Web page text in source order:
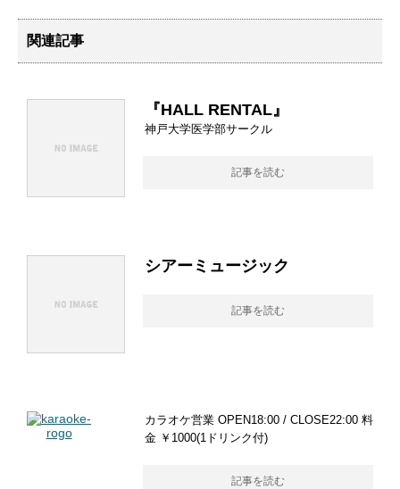
関連記事
『HALL RENTAL』
神戸大学医学部サークル
記事を読む
シアーミュージック
記事を読む
カラオケ営業 OPEN18:00 / CLOSE22:00 料
金 ￥1000(1ドリンク付)
記事を読む